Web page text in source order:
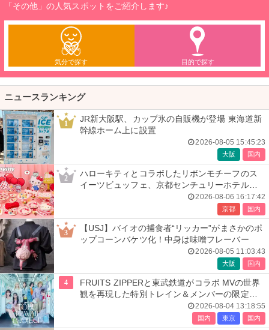
「その他」の人気スポットをご紹介します♪
気分で探す 目的で探す
ニュースランキング
1
JR新大阪駅、カップ氷の自販機が登場 東海道新
幹線ホーム上に設置
2026-08-05 15:45:23
大阪 国内
2
ハローキティとコラボしたリボンモチーフのス
イーツビュッフェ、京都センチュリーホテルで
2026-08-06 16:17:42
京都 国内
3
【USJ】バイオの捕食者“リッカー”がまさかのポ
ップコーンバケツ化！中身は味噌フレーバー
2026-08-05 11:03:43
大阪 国内
4
FRUITS ZIPPERと東武鉄道がコラボ MVの世界
観を再現した特別トレイン＆メンバーの限定ア
2026-08-04 13:18:55
国内 東京 国内